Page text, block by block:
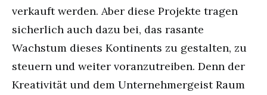
verkauft werden. Aber diese Projekte tragen
sicherlich auch dazu bei, das rasante
Wachstum dieses Kontinents zu gestalten, zu
steuern und weiter voranzutreiben. Denn der
Kreativität und dem Unternehmergeist Raum